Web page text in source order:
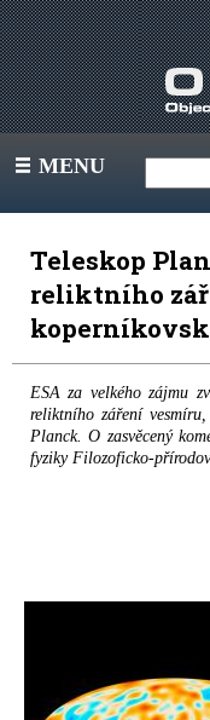
III MENU
Teleskop
reliktního
ESA za velkého zájmu
reliktního záření
Planck. O zasvěcený
fyziky Filozoficko-